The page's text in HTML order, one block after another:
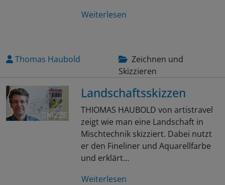
Weiterlesen
Thomas Haubold
Zeichnen und
Skizzieren
Landschaftsskizzen
THIOMAS HAUBOLD von artistravel
zeigt wie man eine Landschaft in
Mischtechnik skizziert. Dabei nutzt
er den Fineliner und Aquarellfarbe
und erklärt…
Weiterlesen